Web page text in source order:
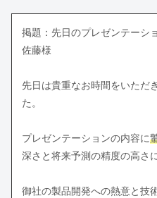
掲題：先日のプレゼンテーシ
佐藤様
先日は貴重なお時間をいただ
た。
プレゼンテーションの内容に
深さと将来予測の精度の高さ
御社の製品開発への熱意と技